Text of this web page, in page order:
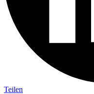
Teilen